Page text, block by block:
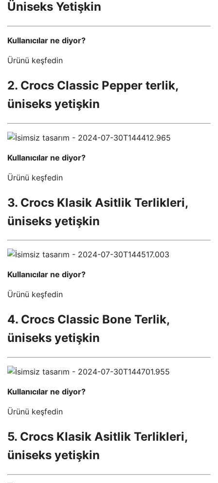
Üniseks Yetişkin
Kullanıcılar ne diyor?
Ürünü keşfedin
2. Crocs Classic Pepper terlik,
üniseks yetişkin
Kullanıcılar ne diyor?
Ürünü keşfedin
3. Crocs Klasik Asitlik Terlikleri,
üniseks yetişkin
Kullanıcılar ne diyor?
Ürünü keşfedin
4. Crocs Classic Bone Terlik,
üniseks yetişkin
Kullanıcılar ne diyor?
Ürünü keşfedin
5. Crocs Klasik Asitlik Terlikleri,
üniseks yetişkin